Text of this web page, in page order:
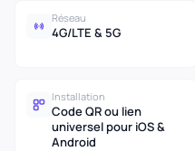
Réseau
4G/LTE & 5G
Installation
Code QR ou lien
universel pour iOS &
Android